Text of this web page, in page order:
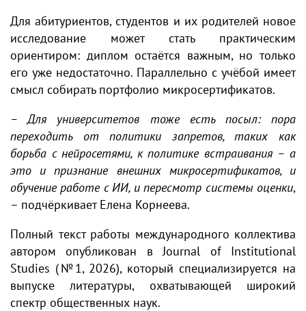
Для абитуриентов, студентов и их родителей новое
исследование может стать практическим
ориентиром: диплом остаётся важным, но только
его уже недостаточно. Параллельно с учёбой имеет
смысл собирать портфолио микросертификатов.
– Для университетов тоже есть посыл: пора
переходить от политики запретов, таких как
борьба с нейросетями, к политике встраивания – а
это и признание внешних микросертификатов, и
обучение работе с ИИ, и пересмотр системы оценки,
– подчёркивает Елена Корнеева.
Полный текст работы международного коллектива
автором опубликован в Journal of Institutional
Studies (№1, 2026), который специализируется на
выпуске литературы, охватывающей широкий
спектр общественных наук.